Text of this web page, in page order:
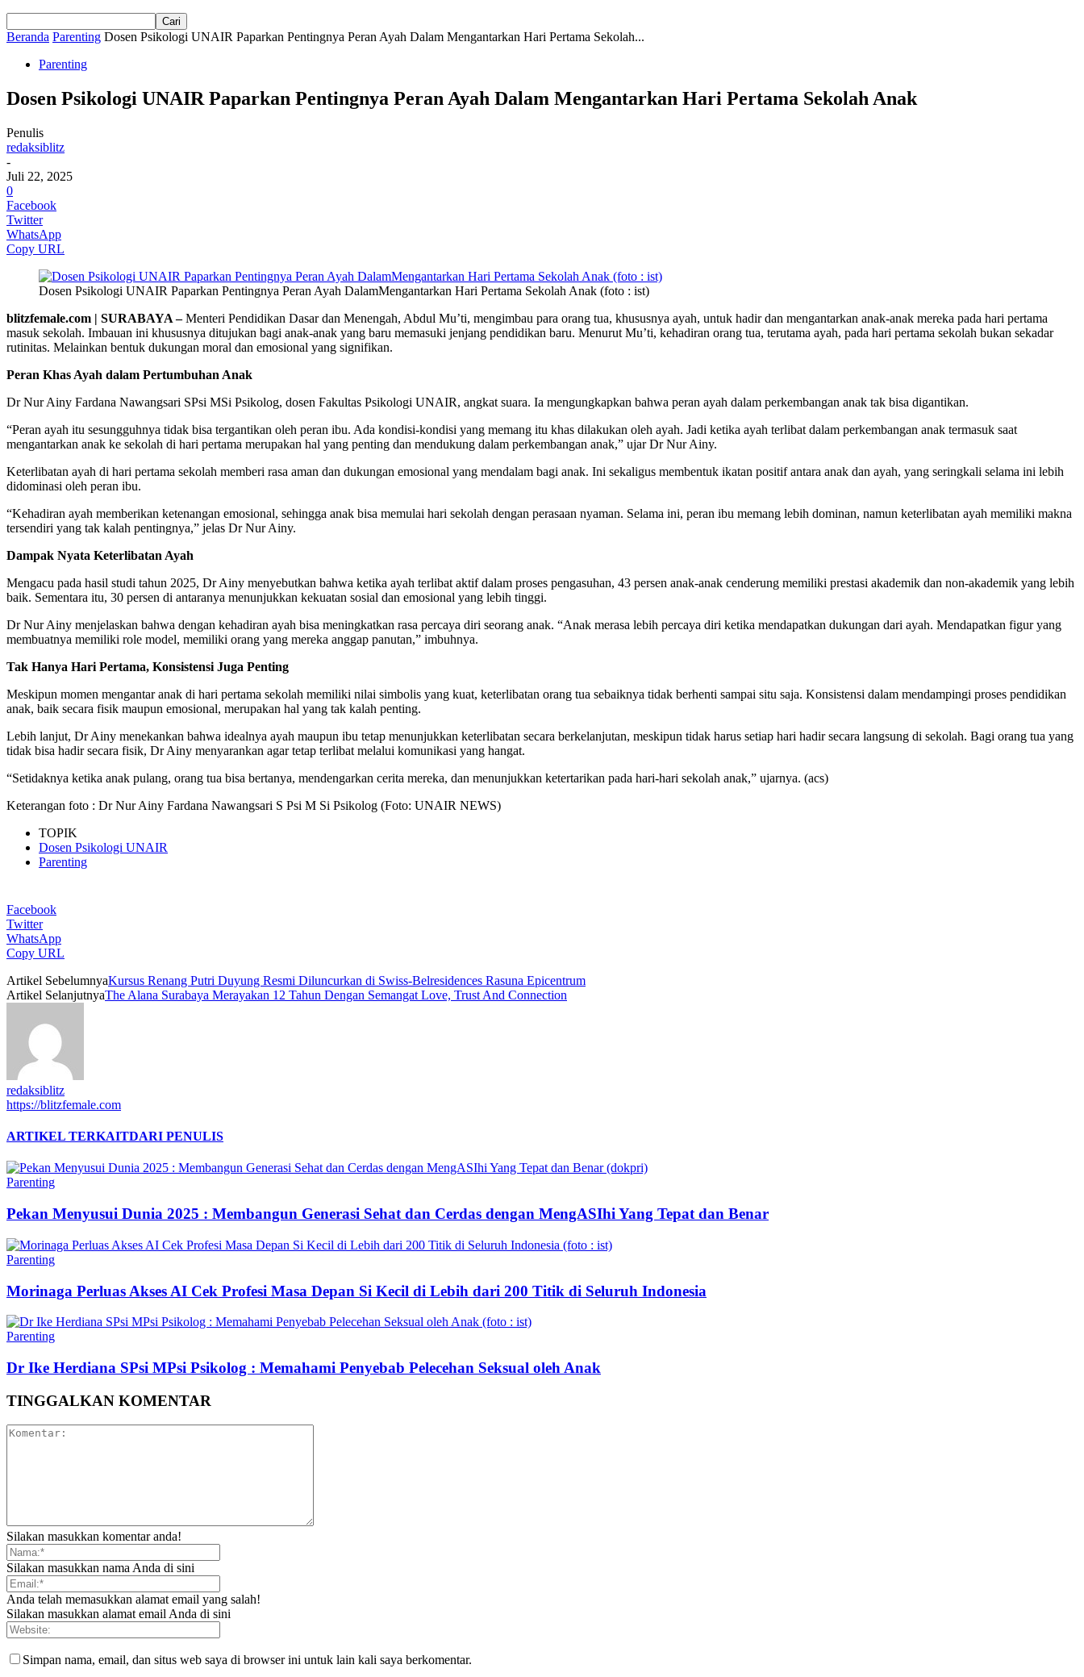
Beranda Parenting Dosen Psikologi UNAIR Paparkan Pentingnya Peran Ayah Dalam Mengantarkan Hari Pertama Sekolah...
Parenting
Dosen Psikologi UNAIR Paparkan Pentingnya Peran Ayah Dalam Mengantarkan Hari Pertama Sekolah Anak
Penulis
redaksiblitz
-
Juli 22, 2025
0
Facebook
Twitter
WhatsApp
Copy URL
Dosen Psikologi UNAIR Paparkan Pentingnya Peran Ayah DalamMengantarkan Hari Pertama Sekolah Anak (foto : ist)
blitzfemale.com | SURABAYA –Menteri Pendidikan Dasar dan Menengah, Abdul Mu’ti, mengimbau para orang tua, khususnya ayah, untuk hadir dan mengantarkan anak-anak mereka pada hari pertama
masuk sekolah. Imbauan ini khususnya ditujukan bagi anak-anak yang baru memasuki jenjang pendidikan baru. Menurut Mu’ti, kehadiran orang tua, terutama ayah, pada hari pertama sekolah bukan sekadar
rutinitas. Melainkan bentuk dukungan moral dan emosional yang signifikan.
Peran Khas Ayah dalam Pertumbuhan Anak
Dr Nur Ainy Fardana Nawangsari SPsi MSi Psikolog, dosen Fakultas Psikologi UNAIR, angkat suara. Ia mengungkapkan bahwa peran ayah dalam perkembangan anak tak bisa digantikan.
“Peran ayah itu sesungguhnya tidak bisa tergantikan oleh peran ibu. Ada kondisi-kondisi yang memang itu khas dilakukan oleh ayah. Jadi ketika ayah terlibat dalam perkembangan anak termasuk saat
mengantarkan anak ke sekolah di hari pertama merupakan hal yang penting dan mendukung dalam perkembangan anak,” ujar Dr Nur Ainy.
Keterlibatan ayah di hari pertama sekolah memberi rasa aman dan dukungan emosional yang mendalam bagi anak. Ini sekaligus membentuk ikatan positif antara anak dan ayah, yang seringkali selama ini lebih
didominasi oleh peran ibu.
“Kehadiran ayah memberikan ketenangan emosional, sehingga anak bisa memulai hari sekolah dengan perasaan nyaman. Selama ini, peran ibu memang lebih dominan, namun keterlibatan ayah memiliki makna
tersendiri yang tak kalah pentingnya,” jelas Dr Nur Ainy.
Dampak Nyata Keterlibatan Ayah
Mengacu pada hasil studi tahun 2025, Dr Ainy menyebutkan bahwa ketika ayah terlibat aktif dalam proses pengasuhan, 43 persen anak-anak cenderung memiliki prestasi akademik dan non-akademik yang lebih
baik. Sementara itu, 30 persen di antaranya menunjukkan kekuatan sosial dan emosional yang lebih tinggi.
Dr Nur Ainy menjelaskan bahwa dengan kehadiran ayah bisa meningkatkan rasa percaya diri seorang anak. “Anak merasa lebih percaya diri ketika mendapatkan dukungan dari ayah. Mendapatkan figur yang
membuatnya memiliki role model, memiliki orang yang mereka anggap panutan,” imbuhnya.
Tak Hanya Hari Pertama, Konsistensi Juga Penting
Meskipun momen mengantar anak di hari pertama sekolah memiliki nilai simbolis yang kuat, keterlibatan orang tua sebaiknya tidak berhenti sampai situ saja. Konsistensi dalam mendampingi proses pendidikan
anak, baik secara fisik maupun emosional, merupakan hal yang tak kalah penting.
Lebih lanjut, Dr Ainy menekankan bahwa idealnya ayah maupun ibu tetap menunjukkan keterlibatan secara berkelanjutan, meskipun tidak harus setiap hari hadir secara langsung di sekolah. Bagi orang tua yang
tidak bisa hadir secara fisik, Dr Ainy menyarankan agar tetap terlibat melalui komunikasi yang hangat.
“Setidaknya ketika anak pulang, orang tua bisa bertanya, mendengarkan cerita mereka, dan menunjukkan ketertarikan pada hari-hari sekolah anak,” ujarnya. (acs)
Keterangan foto : Dr Nur Ainy Fardana Nawangsari S Psi M Si Psikolog (Foto: UNAIR NEWS)
TOPIK
Dosen Psikologi UNAIR
Parenting
Facebook
Twitter
WhatsApp
Copy URL
Artikel SebelumnyaKursus Renang Putri Duyung Resmi Diluncurkan di Swiss-Belresidences Rasuna Epicentrum
Artikel SelanjutnyaThe Alana Surabaya Merayakan 12 Tahun Dengan Semangat Love, Trust And Connection
redaksiblitz
https://blitzfemale.com
ARTIKEL TERKAITDARI PENULIS
Parenting
Pekan Menyusui Dunia 2025 : Membangun Generasi Sehat dan Cerdas dengan MengASIhi Yang Tepat dan Benar
Parenting
Morinaga Perluas Akses AI Cek Profesi Masa Depan Si Kecil di Lebih dari 200 Titik di Seluruh Indonesia
Parenting
Dr Ike Herdiana SPsi MPsi Psikolog : Memahami Penyebab Pelecehan Seksual oleh Anak
TINGGALKAN KOMENTAR
Silakan masukkan komentar anda!
Silakan masukkan nama Anda di sini
Anda telah memasukkan alamat email yang salah!
Silakan masukkan alamat email Anda di sini
Simpan nama, email, dan situs web saya di browser ini untuk lain kali saya berkomentar.